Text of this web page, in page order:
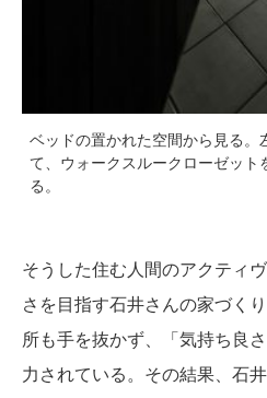
ベッドの置かれた空間から見る。
て、ウォークスルークローゼッ
る。
そうした住む人間のアクティ
さを目指す石井さんの家づく
所も手を抜かず、「気持ち良
力されている。その結果、石